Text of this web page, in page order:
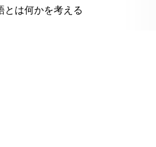
とは何かを考える